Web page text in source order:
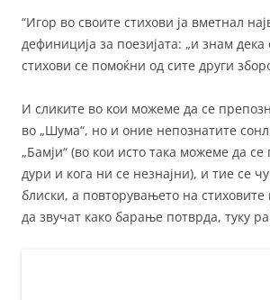
c
e
o
o
k
itt
er
ai
l
ss
e
g
er
“Игор во своите стихови ја вметнал
дефиниција за поезијата: „и знам дека
стихови се помоќни од сите други
И сликите во кои можеме да се
во „Шума“, но и оние непознатите
„Бамји“ (во кои исто така можеме да
дури и кога ни се незнајни), и тие се
блиски, а повторувањето на
да звучат како барање потврда, туку